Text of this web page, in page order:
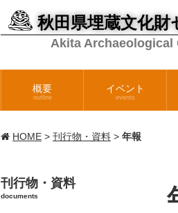
Akita Archaeological
秋田県埋蔵文化財
概要
outline
イベント
events
HOME > 刊行物・資料 > 年報
刊行物・資料
documents